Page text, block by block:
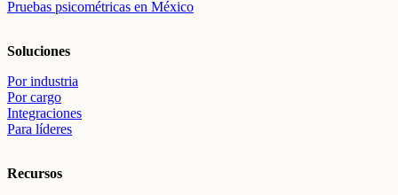
Pruebas psicométricas en México
Soluciones
Por industria
Por cargo
Integraciones
Para líderes
Recursos